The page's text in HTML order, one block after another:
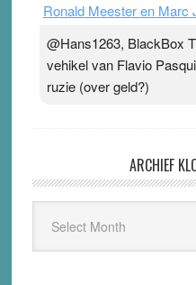
Ronald Meester en Marc
@Hans1263, BlackBox
vehikel van Flavio
ruzie (over geld?)
ARCHIEF
Kloptdatwel.nl